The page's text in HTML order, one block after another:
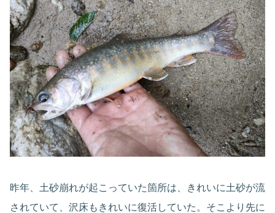
昨年、土砂崩れが起こっていた箇所は、きれいに土砂が流
されていて、沢床もきれいに復活していた。そこより先に